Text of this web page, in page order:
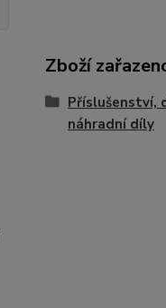
Zboží
Příslušenství,
náhradní díly